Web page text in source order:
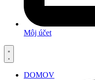
Môj účet
DOMOV